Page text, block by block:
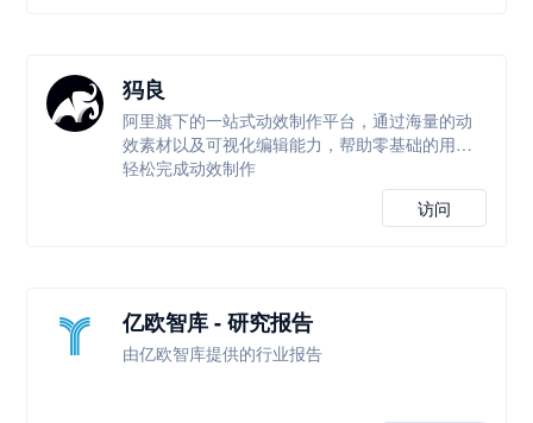
犸良
阿里旗下的一站式动效制作平台，通过海量的动
效素材以及可视化编辑能力，帮助零基础的用户
轻松完成动效制作
访问
亿欧智库 - 研究报告
由亿欧智库提供的行业报告